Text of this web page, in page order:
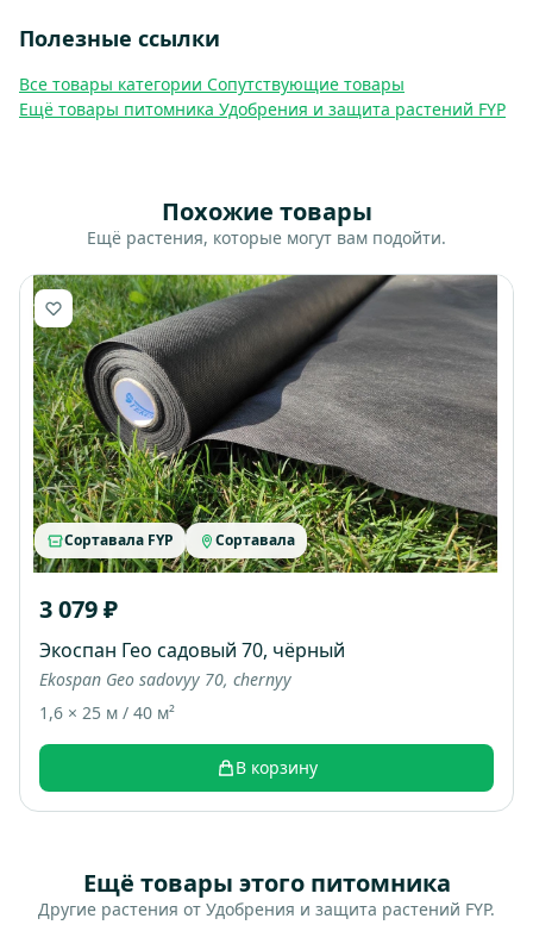
Полезные ссылки
Все товары категории Сопутствующие товары
Ещё товары питомника Удобрения и защита растений FYP
Похожие товары
Ещё растения, которые могут вам подойти.
Сортавала FYP Сортавала
3 079 ₽
Экоспан Гео садовый 70, чёрный
Ekospan Geo sadovyy 70, chernyy
1,6 × 25 м / 40 м²
В корзину
Ещё товары этого питомника
Другие растения от Удобрения и защита растений FYP.